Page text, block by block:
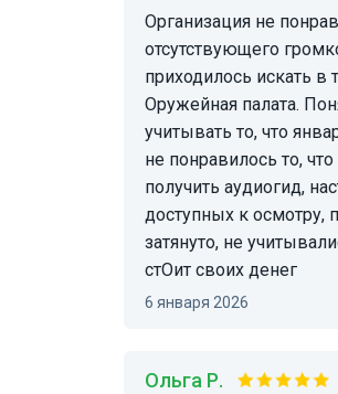
Организация не понравилась. Вообще. От выбранного маршрута, в плане скопления людей,
отсутствующего
приходилось искать
Оружейная палата.
учитывать то, что
не понравилось то,
получить аудиогид,
доступных к осмотру,
затянуто, не
стОит своих денег
6 января 2026
Ольга Р.